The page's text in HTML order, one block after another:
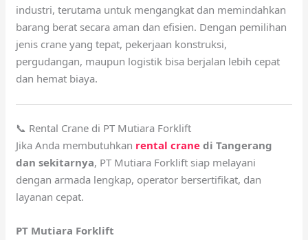
industri, terutama untuk mengangkat dan memindahkan
barang berat secara aman dan efisien. Dengan pemilihan
jenis crane yang tepat, pekerjaan konstruksi,
pergudangan, maupun logistik bisa berjalan lebih cepat
dan hemat biaya.
📞 Rental Crane di PT Mutiara Forklift
Jika Anda membutuhkan rental crane di Tangerang
dan sekitarnya, PT Mutiara Forklift siap melayani
dengan armada lengkap, operator bersertifikat, dan
layanan cepat.
PT Mutiara Forklift